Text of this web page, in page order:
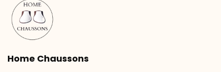
être
choisies
page
Home Chaussons